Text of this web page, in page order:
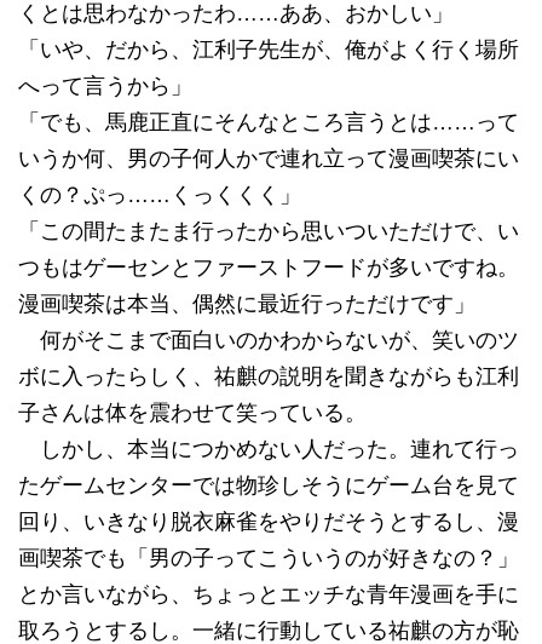
くとは思わなかったわ……ああ、おかしい」
「いや、だから、江利子先生が、俺がよく行く場所
へって言うから」
「でも、馬鹿正直にそんなところ言うとは……って
いうか何、男の子何人かで連れ立って漫画喫茶にい
くの？ぷっ……くっくくく」
「この間たまたま行ったから思いついただけで、い
つもはゲーセンとファーストフードが多いですね。
漫画喫茶は本当、偶然に最近行っただけです」
何がそこまで面白いのかわからないが、笑いのツ
ボに入ったらしく、祐麒の説明を聞きながらも江利
子さんは体を震わせて笑っている。
しかし、本当につかめない人だった。連れて行っ
たゲームセンターでは物珍しそうにゲーム台を見て
回り、いきなり脱衣麻雀をやりだそうとするし、漫
画喫茶でも「男の子ってこういうのが好きなの？」
とか言いながら、ちょっとエッチな青年漫画を手に
取ろうとするし。一緒に行動している祐麒の方が恥